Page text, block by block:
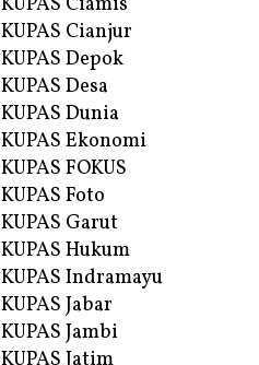
KUPAS Cianjur
KUPAS Depok
KUPAS Desa
KUPAS Dunia
KUPAS Ekonomi
KUPAS FOKUS
KUPAS Foto
KUPAS Garut
KUPAS Hukum
KUPAS Indramayu
KUPAS Jabar
KUPAS Jambi